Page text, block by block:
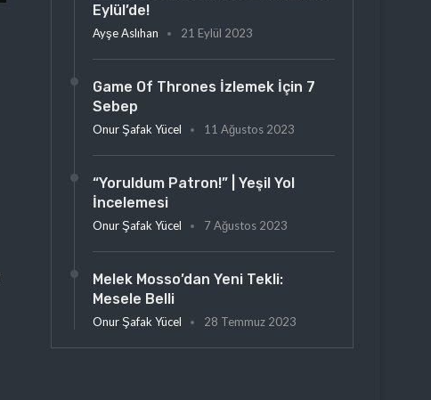
Eylül’de!
Ayşe Aslıhan 21 Eylül 2023
Game Of Thrones İzlemek İçin 7
Sebep
Onur Şafak Yücel 11 Ağustos 2023
“Yoruldum Patron!” | Yeşil Yol
İncelemesi
Onur Şafak Yücel 7 Ağustos 2023
Melek Mosso’dan Yeni Tekli:
Mesele Belli
Onur Şafak Yücel 28 Temmuz 2023